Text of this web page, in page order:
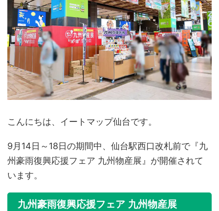
こんにちは、イートマップ仙台です。
9月14日～18日の期間中、仙台駅西口改札前で『九
州豪雨復興応援フェア 九州物産展』が開催されて
います。
九州豪雨復興応援フェア 九州物産展